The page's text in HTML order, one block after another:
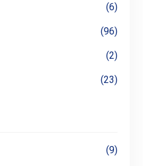
(6)
(96)
(2)
(23)
(9)